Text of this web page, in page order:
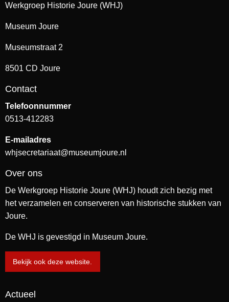
Werkgroep Historie Joure (WHJ)
Museum Joure
Museumstraat 2
8501 CD Joure
Contact
Telefoonnummer
0513-412283
E-mailadres
whjsecretariaat@museumjoure.nl
Over ons
De Werkgroep Historie Joure (WHJ) houdt zich bezig met
het verzamelen en conserveren van historische stukken van
Joure.
De WHJ is gevestigd in Museum Joure.
Bekijk ook deze website.
Actueel